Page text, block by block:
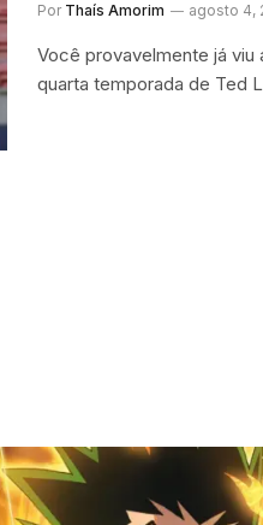
Por Thaís Amorim agosto 4,
Você provavelmente já
quarta temporada de Ted